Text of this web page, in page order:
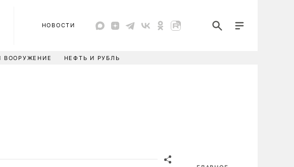
НОВОСТИ
ВООРУЖЕНИЕ НЕФТЬ И РУБЛЬ